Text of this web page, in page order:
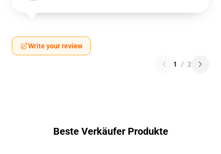
Write your review
1 / 2
Beste Verkäufer Produkte